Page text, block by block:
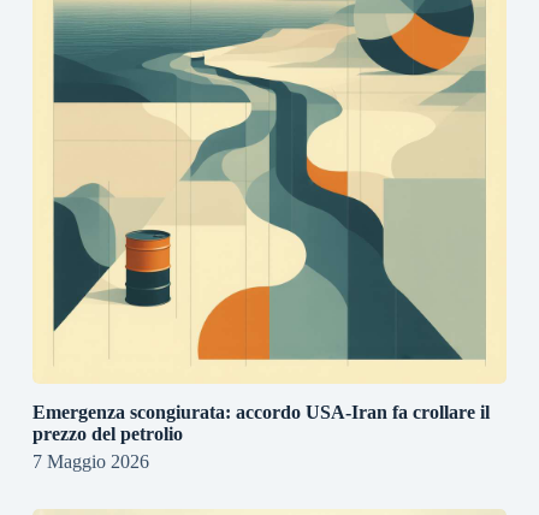
Emergenza scongiurata: accordo USA-Iran fa crollare il
prezzo del petrolio
7 Maggio 2026